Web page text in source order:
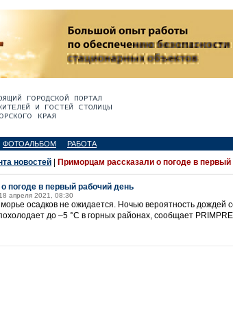
ФОТОАЛЬБОМ РАБОТА
новостей Приморцам рассказали о погоде в
погоде в первый рабочий день
18 апреля 2021, 08:30
осадков не ожидается. Ночью вероятность
до –5 °С в горных районах, сообщает